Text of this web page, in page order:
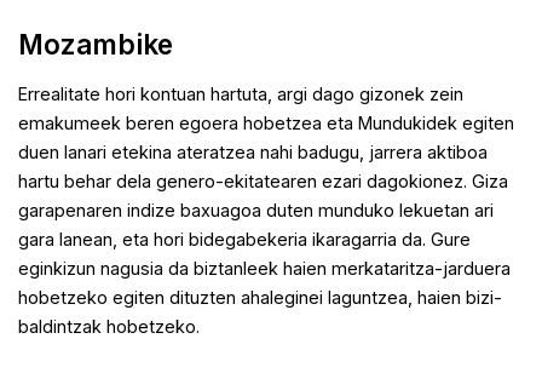
Mozambike
Errealitate hori kontuan hartuta, argi dago gizonek zein
emakumeek beren egoera hobetzea eta Mundukidek egiten
duen lanari etekina ateratzea nahi badugu, jarrera aktiboa
hartu behar dela genero-ekitatearen ezari dagokionez. Giza
garapenaren indize baxuagoa duten munduko lekuetan ari
gara lanean, eta hori bidegabekeria ikaragarria da. Gure
eginkizun nagusia da biztanleek haien merkataritza-jarduera
hobetzeko egiten dituzten ahaleginei laguntzea, haien bizi-
baldintzak hobetzeko.